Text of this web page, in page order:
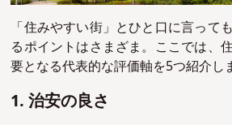
「住みやすい街」とひと口に言って
るポイントはさまざま。ここでは、
要となる代表的な評価軸を5つ紹介し
1. 治安の良さ